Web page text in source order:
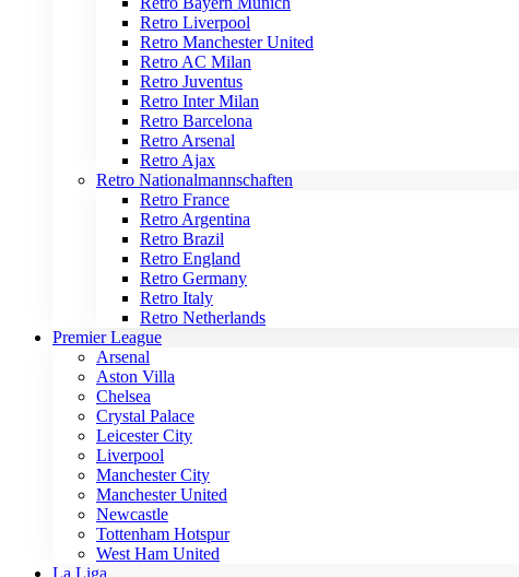
Retro Liverpool
Retro Manchester United
Retro AC Milan
Retro Juventus
Retro Inter Milan
Retro Barcelona
Retro Arsenal
Retro Ajax
Retro Nationalmannschaften
Retro France
Retro Argentina
Retro Brazil
Retro England
Retro Germany
Retro Italy
Retro Netherlands
Premier League
Arsenal
Aston Villa
Chelsea
Crystal Palace
Leicester City
Liverpool
Manchester City
Manchester United
Newcastle
Tottenham Hotspur
West Ham United
La Liga